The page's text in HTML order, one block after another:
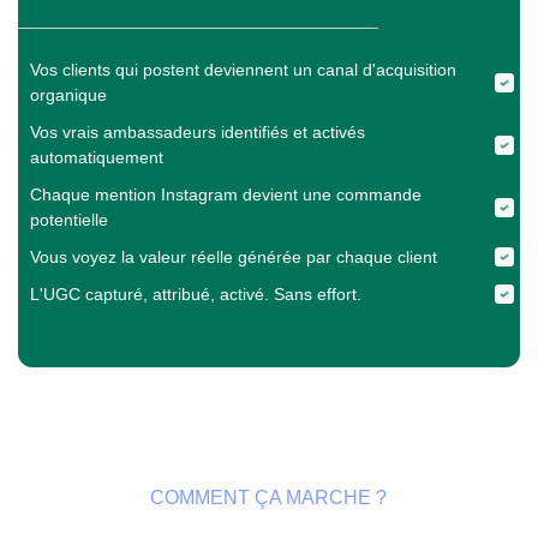
Vos clients qui postent deviennent un canal d'acquisition
organique
Vos vrais ambassadeurs identifiés et activés
automatiquement
Chaque mention Instagram devient une commande
potentielle
Vous voyez la valeur réelle générée par chaque client
L'UGC capturé, attribué, activé. Sans effort.
COMMENT ÇA MARCHE ?